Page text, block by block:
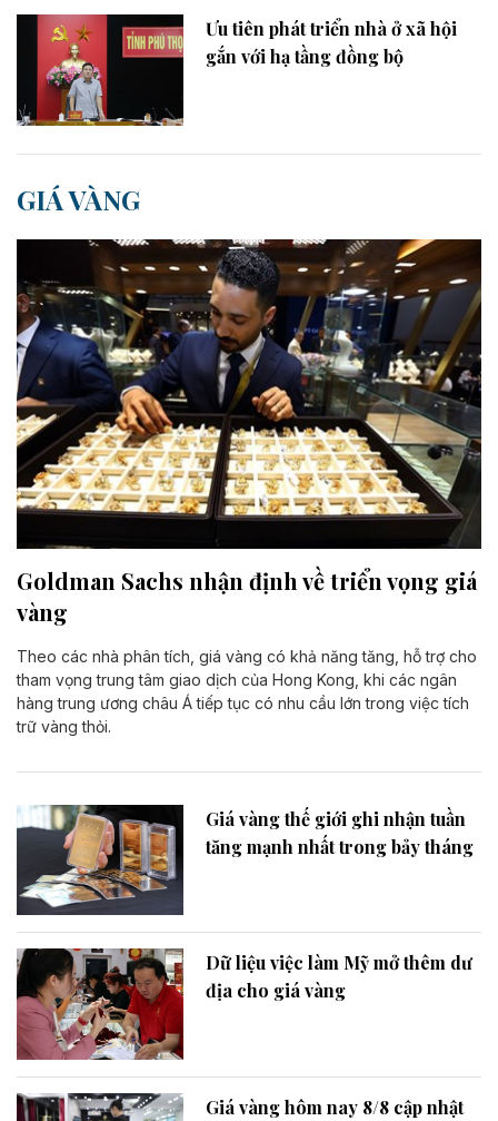
Ưu tiên phát triển nhà ở xã hội
gắn với hạ tầng đồng bộ
GIÁ VÀNG
Goldman Sachs nhận định về triển vọng giá
vàng
Theo các nhà phân tích, giá vàng có khả năng tăng, hỗ trợ cho
tham vọng trung tâm giao dịch của Hong Kong, khi các ngân
hàng trung ương châu Á tiếp tục có nhu cầu lớn trong việc tích
trữ vàng thỏi.
Giá vàng thế giới ghi nhận tuần
tăng mạnh nhất trong bảy tháng
Dữ liệu việc làm Mỹ mở thêm dư
địa cho giá vàng
Giá vàng hôm nay 8/8 cập nhật